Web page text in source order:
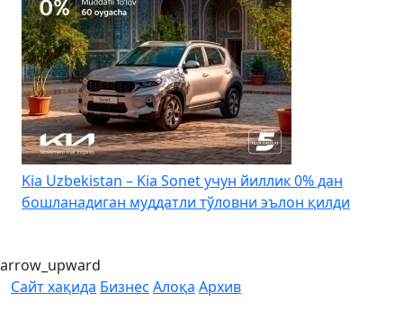
Kia K3 энди йиллик ставкаси 0%: муддатли тўлов
асосида 18 ойгача бўлиб тўлаш дастури
arrow_upward
Сайт хақида Бизнес Алоқа Архив